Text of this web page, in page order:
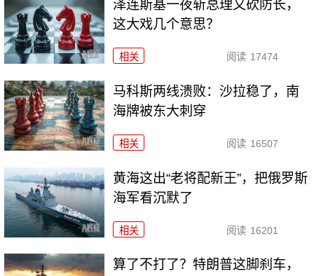
泽连斯基一夜斩总理又砍防长，
这大戏几个意思？
相关 阅读 17474
马科斯两线溃败：沙拉稳了，南
海牌被东大刺穿
相关 阅读 16507
黄海这出“老将配新王”，把俄罗斯
海军看沉默了
相关 阅读 16201
算了不打了？特朗普这脚刹车，